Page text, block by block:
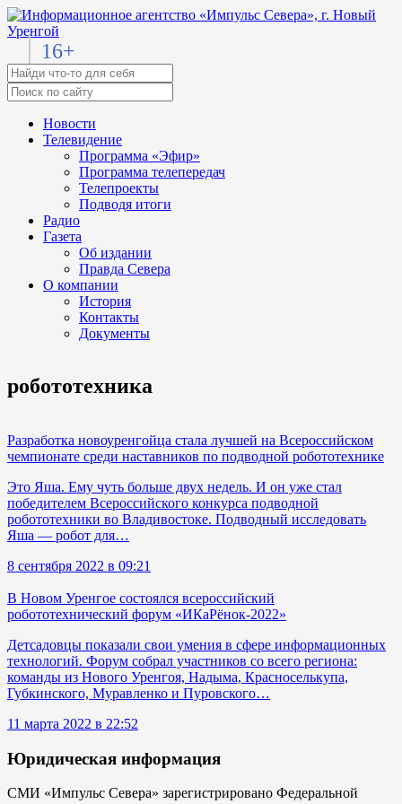
16+
Новости
Телевидение
Программа «Эфир»
Программа телепередач
Телепроекты
Подводя итоги
Радио
Газета
Об издании
Правда Севера
О компании
История
Контакты
Документы
робототехника
Разработка новоуренгойца стала лучшей на Всероссийском
чемпионате среди наставников по подводной робототехнике
Это Яша. Ему чуть больше двух недель. И он уже стал
победителем Всероссийского конкурса подводной
робототехники во Владивостоке. Подводный исследовать
Яша — робот для…
8 сентября 2022 в 09:21
В Новом Уренгое состоялся всероссийский
робототехнический форум «ИКаРёнок-2022»
Детсадовцы показали свои умения в сфере информационных
технологий. Форум собрал участников со всего региона:
команды из Нового Уренгоя, Надыма, Красноселькупа,
Губкинского, Муравленко и Пуровского…
11 марта 2022 в 22:52
Юридическая информация
СМИ «Импульс Севера» зарегистрировано Федеральной